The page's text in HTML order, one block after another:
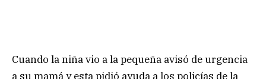
Cuando la niña vio a la pequeña avisó de urgencia
a su mamá y esta pidió ayuda a los policías de la